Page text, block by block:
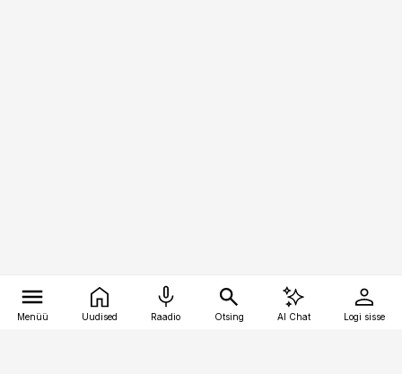
Menüü Uudised Raadio Otsing AI Chat Logi sisse